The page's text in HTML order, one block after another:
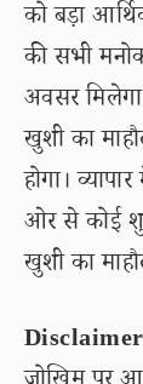
को बड़ा
की सभी
अवसर
खुशी का
होगा।
ओर से कोई
खुशी का